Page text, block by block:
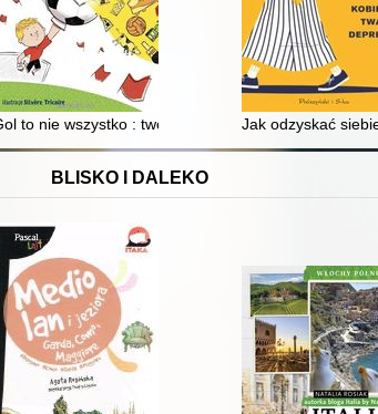
to nie wszystko : twoja książka o piłce nożnej
Jak odzyskać
BLISKO I DALEKO